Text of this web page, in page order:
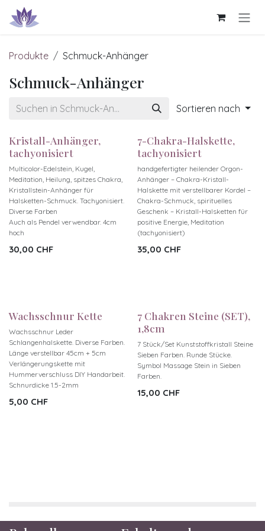
Zum Inhalt springen
Produkte Schmuck-Anhänger
Schmuck-Anhänger
Sortieren nach
Kristall-Anhänger,
tachyonisiert
Multicolor-Edelstein, Kugel,
Meditation, Heilung, spitzes Chakra,
Kristallstein-Anhänger für
Halsketten-Schmuck. Tachyonisiert.
Diverse Farben
Auch als Pendel verwendbar. 4cm
hoch
30,00 CHF
7-Chakra-Halskette,
tachyonisiert
handgefertigter heilender Orgon-
Anhänger – Chakra-Kristall-
Halskette mit verstellbarer Kordel –
Chakra-Schmuck, spirituelles
Geschenk – Kristall-Halsketten für
positive Energie, Meditation
(tachyonisiert)
35,00 CHF
Wachsschnur Kette
Wachsschnur Leder
Schlangenhalskette. Diverse Farben.
Länge verstellbar 45cm + 5cm
Verlängerungskette mit
Hummerverschluss DIY Handarbeit.
Schnurdicke 1.5-2mm
5,00 CHF
7 Chakren Steine (SET),
1,8cm
7 Stück/Set Kunststoffkristall Steine
Sieben Farben. Runde Stücke.
Symbol Massage Stein in Sieben
Farben.
15,00 CHF